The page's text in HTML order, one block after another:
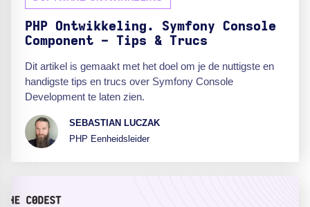
PHP Ontwikkeling. Symfony Console
Component - Tips & Trucs
Dit artikel is gemaakt met het doel om je de nuttigste en
handigste tips en trucs over Symfony Console
Development te laten zien.
SEBASTIAN LUCZAK
PHP Eenheidsleider